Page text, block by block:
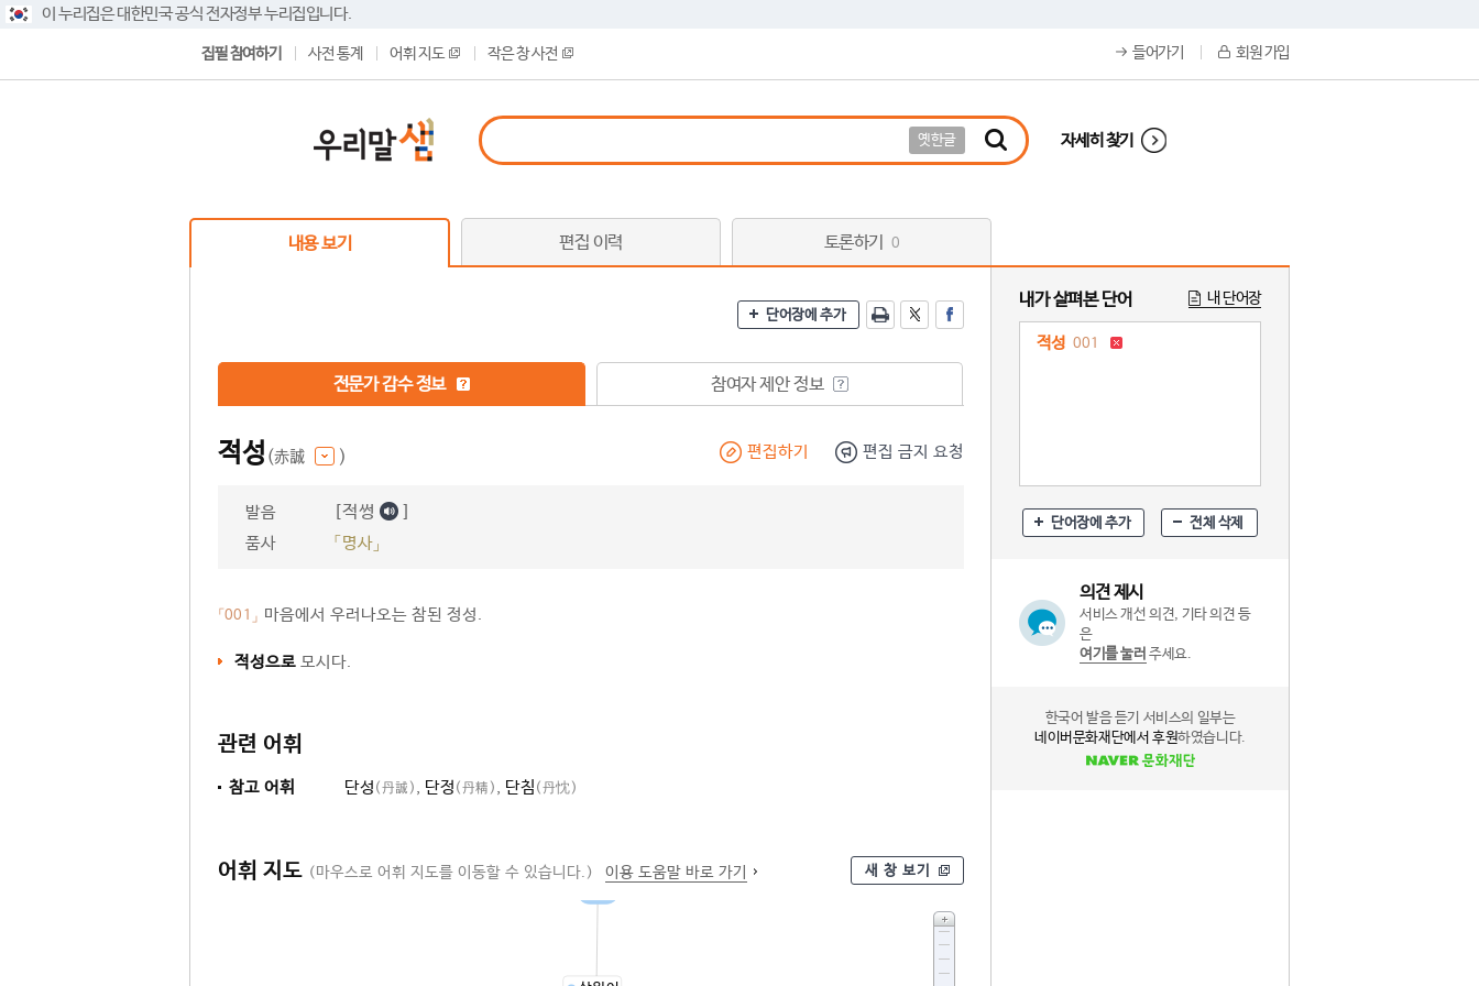
이 누리집은 대한민국 공식 전자정부 누리집입니다.
집필 참여하기 사전 통계 어휘 지도 작은 창 사전 들어가기 회원 가입
옛한글 자세히 찾기
내용 보기 편집 이력 토론하기 0
단어장에 추가
전문가 감수 정보 참여자 제안 정보
적성 (赤誠 ) 편집하기 편집 금지 요청
발음 [적썽 ]
품사 「명사」
「001」 마음에서 우러나오는 참된 정성.
적성으로 모시다.
관련 어휘
참고 어휘 단성 (丹誠) , 단정 (丹精) , 단침 (丹忱)
어휘 지도 (마우스로 어휘 지도를 이동할 수 있습니다.) 이용 도움말 바로 가기 새 창 보기
내가 살펴본 단어 내 단어장
적성 001
단어장에 추가 전체 삭제
의견 제시
서비스 개선 의견, 기타 의견 등
은
여기를 눌러 주세요.
한국어 발음 듣기 서비스의 일부는
네이버문화재단에서 후원하였습니다.